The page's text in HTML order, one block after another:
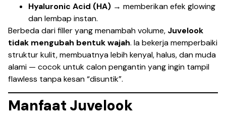
Hyaluronic Acid (HA) → memberikan efek glowing
dan lembap instan.
Berbeda dari filler yang menambah volume, Juvelook
tidak mengubah bentuk wajah. Ia bekerja memperbaiki
struktur kulit, membuatnya lebih kenyal, halus, dan muda
alami — cocok untuk calon pengantin yang ingin tampil
flawless tanpa kesan “disuntik”.
Manfaat Juvelook